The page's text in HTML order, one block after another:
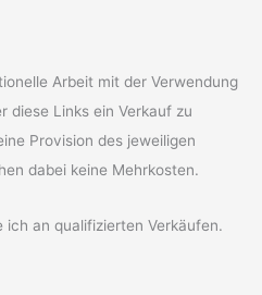
Arbeit mit der Verwendung
diese Links ein Verkauf zu
Provision des jeweiligen
dabei keine Mehrkosten.
ich an qualifizierten Verkäufen.